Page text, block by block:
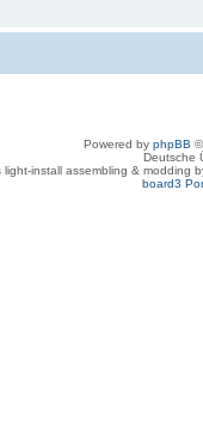
Powered by phpBB
Deutsche
light-install assembling & modding
board3